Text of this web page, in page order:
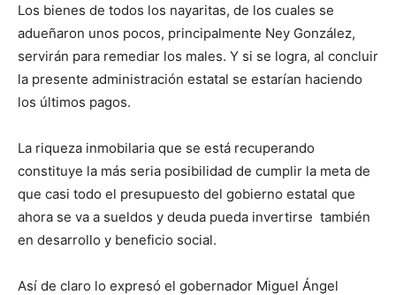
Los bienes de todos los nayaritas, de los cuales se
adueñaron unos pocos, principalmente Ney González,
servirán para remediar los males. Y si se logra, al concluir
la presente administración estatal se estarían haciendo
los últimos pagos.
La riqueza inmobilaria que se está recuperando
constituye la más seria posibilidad de cumplir la meta de
que casi todo el presupuesto del gobierno estatal que
ahora se va a sueldos y deuda pueda invertirse también
en desarrollo y beneficio social.
Así de claro lo expresó el gobernador Miguel Ángel